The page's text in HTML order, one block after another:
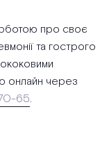
про своє
та гострого
онлайн через
65.